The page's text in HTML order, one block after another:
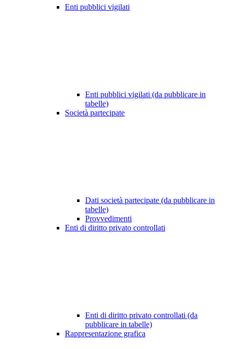
Enti pubblici vigilati
Enti pubblici vigilati (da pubblicare in
tabelle)
Società partecipate
Dati società partecipate (da pubblicare in
tabelle)
Provvedimenti
Enti di diritto privato controllati
Enti di diritto privato controllati (da
pubblicare in tabelle)
Rappresentazione grafica